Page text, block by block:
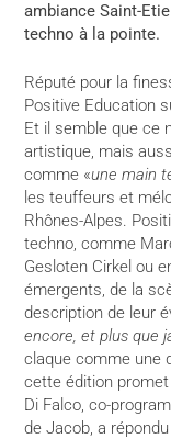
ambiance Saint-
techno à la pointe.
Réputé pour la
Positive Education
Et il semble que ce
artistique, mais
comme «une main
les teuffeurs et
Rhônes-Alpes.
techno, comme
Gesloten Cirkel ou
émergents, de la
description de leur
encore, et plus que
claque comme une
cette édition
Di Falco, co-
de Jacob, a